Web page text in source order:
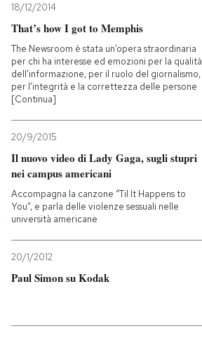
18/12/2014
That’s how I got to Memphis
The Newsroom è stata un’opera straordinaria
per chi ha interesse ed emozioni per la qualità
dell’informazione, per il ruolo del giornalismo,
per l’integrità e la correttezza delle persone
[Continua]
20/9/2015
Il nuovo video di Lady Gaga, sugli stupri
nei campus americani
Accompagna la canzone “Til It Happens to
You”, e parla delle violenze sessuali nelle
università americane
20/1/2012
Paul Simon su Kodak